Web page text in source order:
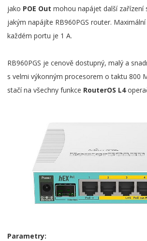
jako POE Out mohou napájet další zařízení
jakým napájíte RB960PGS router.
každém portu je 1 A.
RB960PGS je cenově dostupný, malý a
s velmi výkonným procesorem o taktu 800
stačí na všechny funkce RouterOS L4
Parametry: